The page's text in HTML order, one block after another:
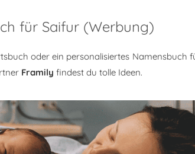
für Saifur (Werbung)
oder ein personalisiertes Namensbuch
Framily findest du tolle Ideen.